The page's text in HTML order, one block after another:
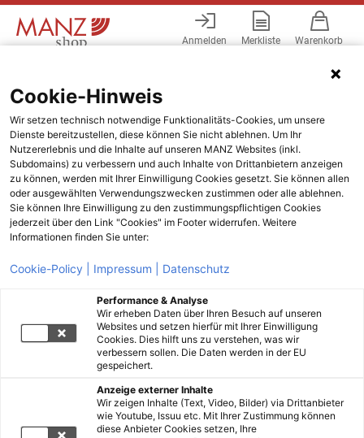
Anmelden Merkliste Warenkorb
Cookie-Hinweis
Wir setzen technisch notwendige Funktionalitäts-Cookies, um unsere
Dienste bereitzustellen, diese können Sie nicht ablehnen. Um Ihr
Nutzererlebnis und die Inhalte auf unseren MANZ Websites (inkl.
Subdomains) zu verbessern und auch Inhalte von Drittanbietern anzeigen
zu können, werden mit Ihrer Einwilligung Cookies gesetzt. Sie können allen
oder ausgewählten Verwendungszwecken zustimmen oder alle ablehnen.
Sie können Ihre Einwilligung zu den zustimmungspflichtigen Cookies
jederzeit über den Link "Cookies" im Footer widerrufen. Weitere
Informationen finden Sie unter:
Cookie-Policy | Impressum | Datenschutz
Performance & Analyse
Wir erheben Daten über Ihren Besuch auf unseren
Websites und setzen hierfür mit Ihrer Einwilligung
Cookies. Dies hilft uns zu verstehen, was wir
verbessern sollen. Die Daten werden in der EU
gespeichert.
Anzeige externer Inhalte
Wir zeigen Inhalte (Text, Video, Bilder) via Drittanbieter
wie Youtube, Issuu etc. Mit Ihrer Zustimmung können
diese Anbieter Cookies setzen, Ihre